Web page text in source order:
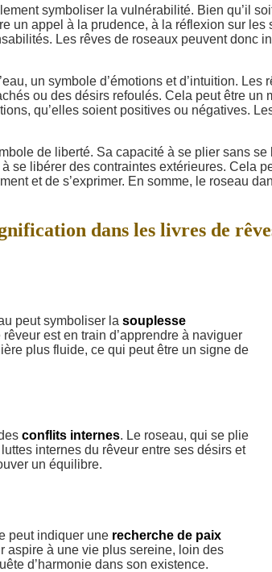
symboliser la vulnérabilité. Bien qu’il
un appel à la prudence, à la réflexion sur
Les rêves de roseaux peuvent donc
un symbole d’émotions et d’intuition.
ou des désirs refoulés. Cela peut être un
qu’elles soient positives ou négatives.
de liberté. Sa capacité à se plier sans
se libérer des contraintes extérieures. Cela
et de s’exprimer. En somme, le roseau
dans les livres de
peut symboliser la souplesse
est en train d’apprendre à naviguer
plus fluide, ce qui peut être un signe de
conflits internes. Le roseau, qui se plie
internes du rêveur entre ses désirs et
un équilibre.
peut indiquer une recherche de paix
aspire à une vie plus sereine, loin des
d’harmonie dans son existence.